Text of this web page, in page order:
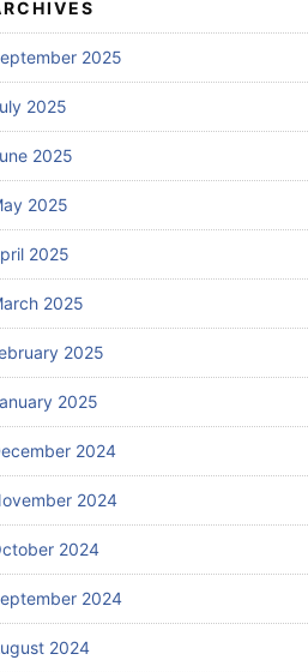
2025
2025
2025
2025
2025
2025
2025
2025
2024
2024
2024
2024
2024